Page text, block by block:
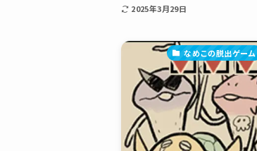
2025年3月29日
なめこの脱出ゲーム